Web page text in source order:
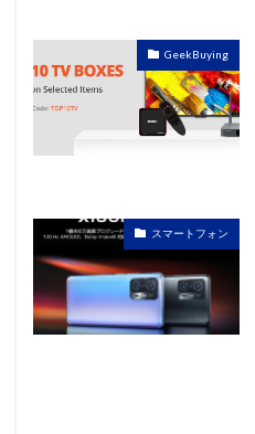
GeekBuying
スマートフォン